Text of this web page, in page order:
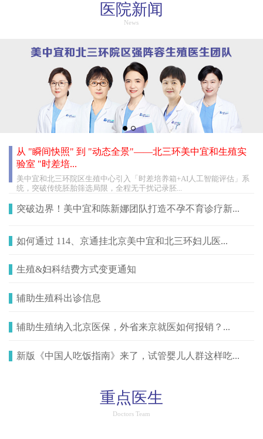
医院新闻
News
从 "瞬间快照" 到 "动态全景"——北三环美中宜和生殖实
验室 "时差培...
美中宜和北三环院区生殖中心引入「时差培养箱+AI人工智能评估」系
统，突破传统胚胎筛选局限，全程无干扰记录胚...
突破边界！美中宜和陈新娜团队打造不孕不育诊疗新...
如何通过 114、京通挂北京美中宜和北三环妇儿医...
生殖&妇科结费方式变更通知
辅助生殖科出诊信息
辅助生殖纳入北京医保，外省来京就医如何报销？...
新版《中国人吃饭指南》来了，试管婴儿人群这样吃...
重点医生
Doctors Team